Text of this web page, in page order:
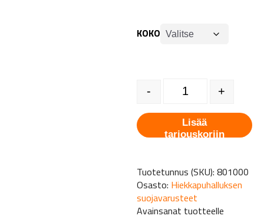
KOKO
Hiekkapuhallussaappaat -
- +
Lisää
tarjouskoriin
Tuotetunnus (SKU):801000
Osasto: Hiekkapuhalluksen
suojavarusteet
Avainsanat tuotteelle